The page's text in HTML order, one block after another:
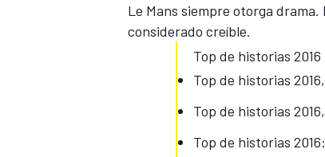
Le Mans siempre otorga drama.
considerado creíble.
Top de historias 2016
Top de historias
Top de historias
Top de historias